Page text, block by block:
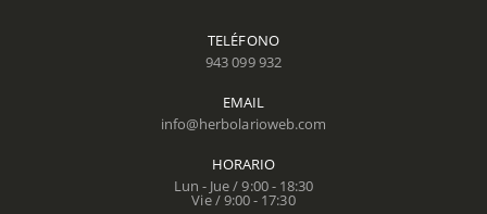
TELÉFONO
943 099 932
EMAIL
info@herbolarioweb.com
HORARIO
Lun - Jue / 9:00 - 18:30
Vie / 9:00 - 17:30